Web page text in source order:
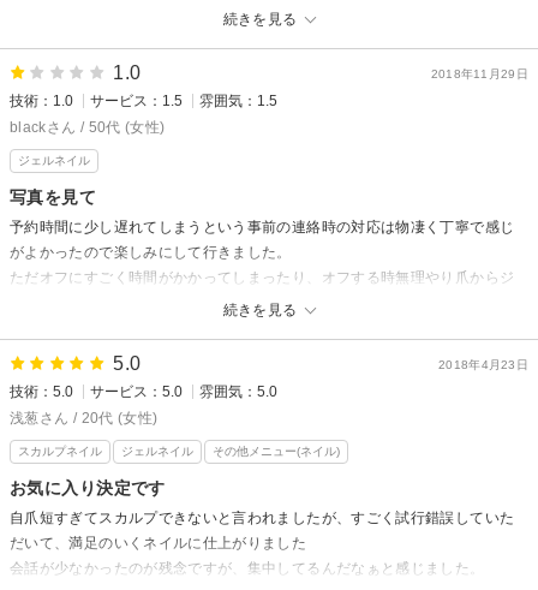
今後の技術向上と見直しに反映していきたいと存じます。
そして担当者の気さくな方とのご意見も有難うございました。
沢山沢山お話しいただき私自身大変参考になりました。
今後もより一層、当店の向上に努めてまいります。
本当にありがとうございました。
続きを見る
るし、好みをわかってくれてるので提案もしてくれていつも仕上がりは満足
手書きのアートも自慢したくなるくらい上手です。
JAYDEからの返信
いつもご来店ありがとうございます！
素敵なコメントも有難うございます！！
スタッフ共々毎回考えながら可愛く仕上がっていくネイルにいつも興奮し
てしまいますね(笑)
ご満足頂いていてとても嬉しいです！
次回もめっっちゃ可愛くしましょ～(笑)
2018年11月29日
1.0
技術：1.0 サービス：1.5
雰囲気：1.5
blackさん / 50代 (女性)
ジェルネイル
写真を見て
続きを見る
予約時間に少し遅れてしまうという事前の連絡時の対応は物凄く丁寧で感じ
がよかったので楽しみにして行きました。
ただオフにすごく時間がかかってしまったり、オフする時無理やり爪からジ
ェルを剥がそうとしたり痛かった。また写真を見せてデザインをしてもらい
と塗れてる所塗れてない所が凄いあって物凄く雑。終わった後もジェルの未
指に何度も付いてるのに拭いてくれることなくそのまま。亀裂が入ってる所
もやってもらえるのかと思ったら前回のがまだ綺麗に残ってるからとそのま
ま施術され結果亀裂が入った爪がジェルから剥がれ折れてしまいそうな感じ
に。凄く残念でした。直ぐにオフして直しても爪に負担が掛かるので次回ま
ョンが下がりました。
2018年4月23日
5.0
技術：5.0 サービス：5.0
雰囲気：5.0
浅葱さん / 20代 (女性)
スカルプネイル ジェルネイル その他メニュー(ネイル)
お気に入り決定です
自爪短すぎてスカルプできないと言われましたが、すごく試行錯誤していた
だいて、満足のいくネイルに仕上がりました
会話が少なかったのが残念ですが、集中してるんだなぁと感じました。